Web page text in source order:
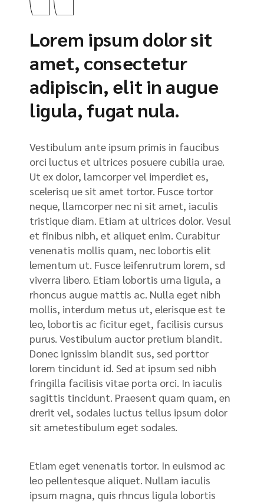
Lorem ipsum dolor sit
amet, consectetur
adipiscin, elit in augue
ligula, fugat nula.
Vestibulum ante ipsum primis in faucibus
orci luctus et ultrices posuere cubilia urae.
Ut ex dolor, lamcorper vel imperdiet es,
scelerisq ue sit amet tortor. Fusce tortor
neque, llamcorper nec ni sit amet, iaculis
tristique diam. Etiam at ultrices dolor. Vesul
et finibus nibh, et aliquet enim. Curabitur
venenatis mollis quam, nec lobortis elit
lementum ut. Fusce leifenrutrum lorem, sd
viverra libero. Etiam lobortis urna ligula, a
rhoncus augue mattis ac. Nulla eget nibh
mollis, interdum metus ut, elerisque est te
leo, lobortis ac ficitur eget, facilisis cursus
purus. Vestibulum auctor pretium blandit.
Donec ignissim blandit sus, sed porttor
lorem tincidunt id. Sed at ipsum sed nibh
fringilla facilisis vitae porta orci. In iaculis
sagittis tincidunt. Praesent quam quam, en
drerit vel, sodales luctus tellus ipsum dolor
sit ametestibulum eget sodales.
Etiam eget venenatis tortor. In euismod ac
leo pellentesque aliquet. Nullam iaculis
ipsum magna, quis rhncus ligula lobortis